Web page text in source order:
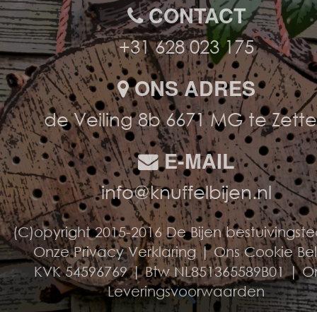
CONTACT
+31 628 023 175
ONS ADRES
de Veiling 8b 6671 MG te
E-MAIL
info@knuffelbijen.nl
(C)opyright 2015-2016 De Bijen
Onze Privacy Verklaring|Ons Cookie
KVK 54596769 | Btw NL851365589B01 |
Leveringsvoorwaarden